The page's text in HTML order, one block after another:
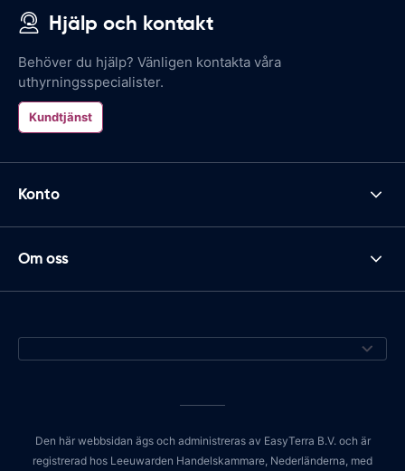
Hjälp och kontakt
Behöver du hjälp? Vänligen kontakta våra
uthyrningsspecialister.
Kundtjänst
Konto
Om oss
Den här webbsidan ägs och administreras av EasyTerra B.V. och är
registrerad hos Leeuwarden Handelskammare, Nederländerna, med